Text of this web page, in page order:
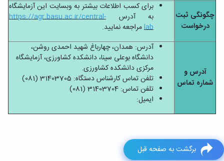
چگونگی ثبت
درخواست
برای کسب اطلاعات بیشتر به وبسایت این آزمایشگاه
به آدرس https://agr.basu.ac.ir/central-
labمراجعه نمایید.
آدرس و
شماره تماس
آدرس: همدان، چهارباغ شهید احمدی روشن،
دانشگاه بوعلی سینا، دانشکده کشاورزی، آزمایشگاه
مرکزی دانشکده کشاورزی.
تلفن تماس کارشناس دستگاه: 31403705 (081)
تلفن تماس: 31403704 (081)
ایمیل:
برگشت به صفحه قبل